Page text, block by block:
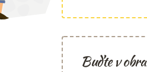
Buďte v